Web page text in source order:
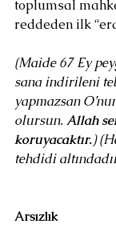
toplumsal
reddeden ilk
(Maide 67 Ey
sana indirileni
yapmazsan
olursun. Allah
koruyacaktır.)
tehdidi
Arsızlık